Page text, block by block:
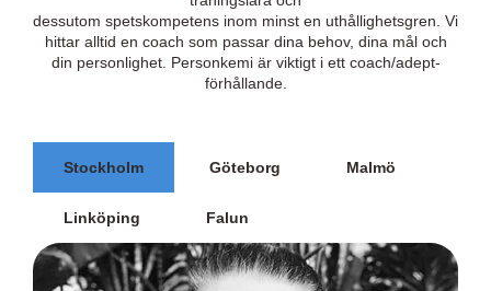
dessutom spetskompetens inom minst en uthållighetsgren. Vi
hittar alltid en coach som passar dina behov, dina mål och
din personlighet. Personkemi är viktigt i ett coach/adept-
förhållande.
Stockholm Göteborg Malmö
Linköping Falun